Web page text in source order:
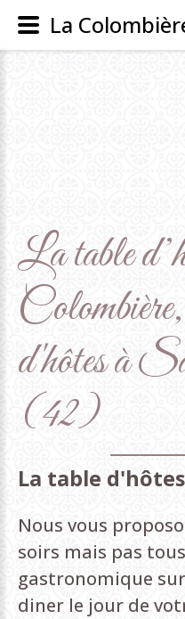
Latable
Colombière,
d'hôtesà
(42)
La table d'hôtes
Nous vous
soirs mais pas
gastronomique
diner le jour de